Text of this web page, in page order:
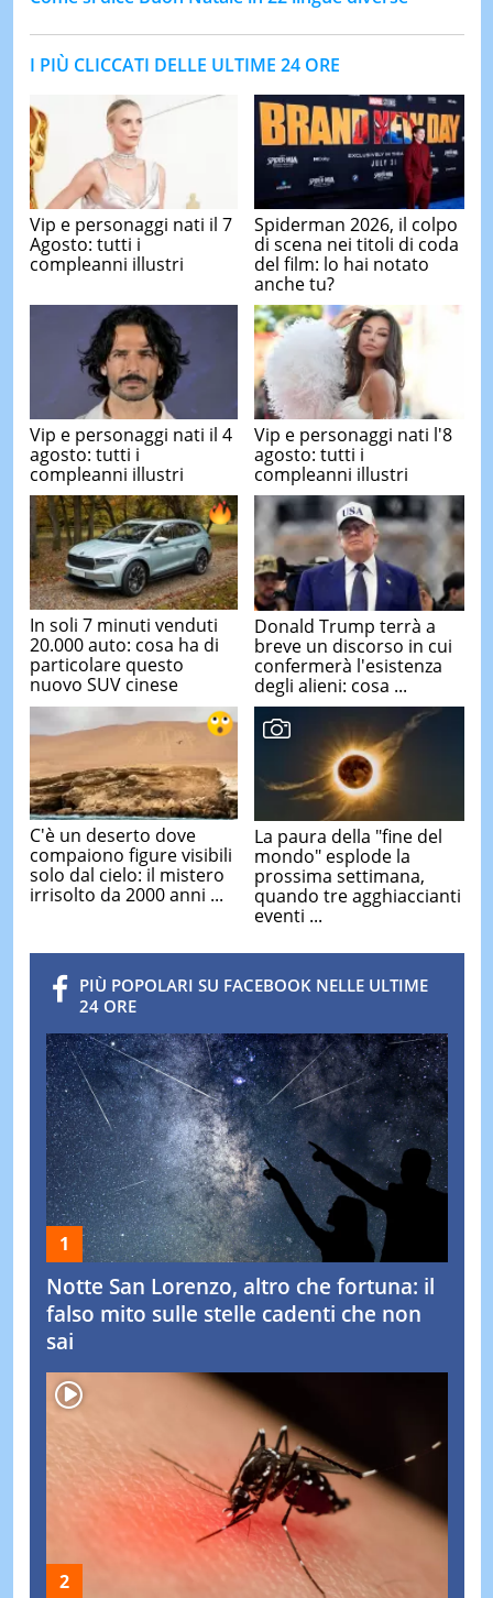
I PIÙ CLICCATI DELLE ULTIME 24 ORE
Vip e personaggi nati il 7
Agosto: tutti i
compleanni illustri
Spiderman 2026, il colpo
di scena nei titoli di coda
del film: lo hai notato
anche tu?
Vip e personaggi nati il 4
agosto: tutti i
compleanni illustri
Vip e personaggi nati l'8
agosto: tutti i
compleanni illustri
In soli 7 minuti venduti
20.000 auto: cosa ha di
particolare questo
nuovo SUV cinese
Donald Trump terrà a
breve un discorso in cui
confermerà l'esistenza
degli alieni: cosa ...
C'è un deserto dove
compaiono figure visibili
solo dal cielo: il mistero
irrisolto da 2000 anni ...
La paura della "fine del
mondo" esplode la
prossima settimana,
quando tre agghiaccianti
eventi ...
PIÙ POPOLARI SU FACEBOOK NELLE ULTIME
24 ORE
Notte San Lorenzo, altro che fortuna: il
falso mito sulle stelle cadenti che non
sai